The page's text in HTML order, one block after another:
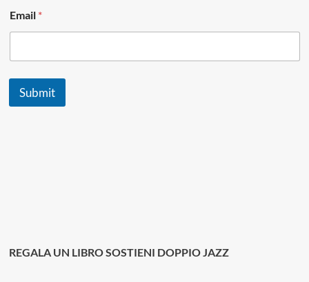
e
N
m
Email *
Submit
REGALA UN LIBRO SOSTIENI DOPPIO JAZZ